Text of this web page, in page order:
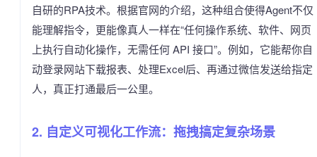
自研的RPA技术。根据官网的介绍，这种组合使得Agent不仅
能理解指令，更能像真人一样在“任何操作系统、软件、网页
上执行自动化操作，无需任何 API 接口”。例如，它能帮你自
动登录网站下载报表、处理Excel后、再通过微信发送给指定
人，真正打通最后一公里。
2. 自定义可视化工作流：拖拽搞定复杂场景